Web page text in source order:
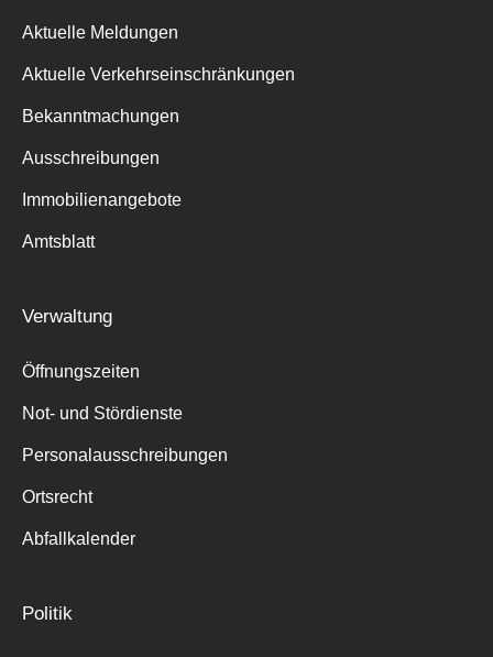
Suche
Aktuelle Meldungen
Aktuelle Verkehrseinschränkungen
Bekanntmachungen
Ausschreibungen
Immobilienangebote
Amtsblatt
Verwaltung
Öffnungszeiten
Not- und Stördienste
Personalausschreibungen
Ortsrecht
Abfallkalender
Politik